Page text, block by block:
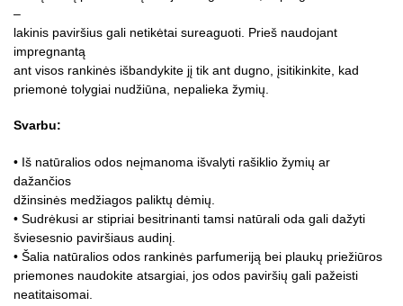
–
lakinis paviršius gali netikėtai sureaguoti. Prieš naudojant
impregnantą
ant visos rankinės išbandykite jį tik ant dugno, įsitikinkite, kad
priemonė tolygiai nudžiūna, nepalieka žymių.
Svarbu:
• Iš natūralios odos neįmanoma išvalyti rašiklio žymių ar
dažančios
džinsinės medžiagos paliktų dėmių.
• Sudrėkusi ar stipriai besitrinanti tamsi natūrali oda gali dažyti
šviesesnio paviršiaus audinį.
• Šalia natūralios odos rankinės parfumeriją bei plaukų priežiūros
priemones naudokite atsargiai, jos odos paviršių gali pažeisti
neatitaisomai.